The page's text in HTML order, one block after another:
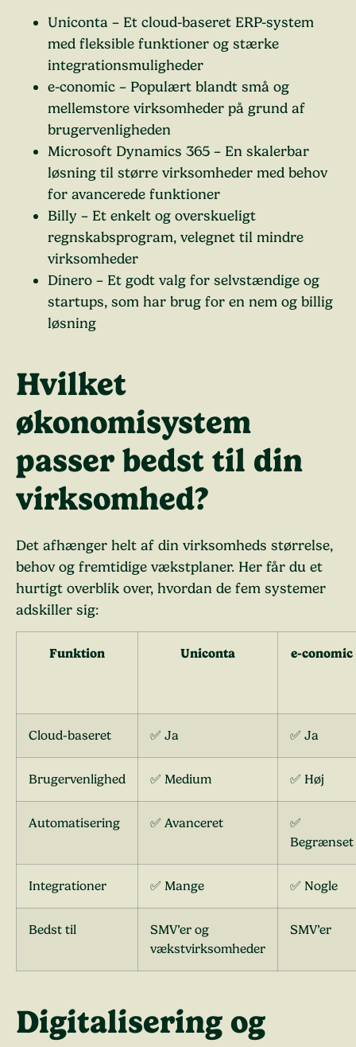
Uniconta – Et cloud-baseret ERP-system
med fleksible funktioner og stærke
integrationsmuligheder
e-conomic – Populært blandt små og
mellemstore virksomheder på grund af
brugervenligheden
Microsoft Dynamics 365 – En skalerbar
løsning til større virksomheder med behov
for avancerede funktioner
Billy – Et enkelt og overskueligt
regnskabsprogram, velegnet til mindre
virksomheder
Dinero – Et godt valg for selvstændige og
startups, som har brug for en nem og billig
løsning
Hvilket
økonomisystem
passer bedst til din
virksomhed?
Det afhænger helt af din virksomheds størrelse,
behov og fremtidige vækstplaner. Her får du et
hurtigt overblik over, hvordan de fem systemer
adskiller sig:
Funktion Uniconta e-conomic
Cloud-baseret ✅ Ja ✅ Ja
Brugervenlighed ✅ Medium ✅ Høj
Automatisering ✅ Avanceret
✅
Begrænset
Integrationer ✅ Mange ✅ Nogle
Bedst til
SMV’er og
vækstvirksomheder
SMV’er
Digitalisering og